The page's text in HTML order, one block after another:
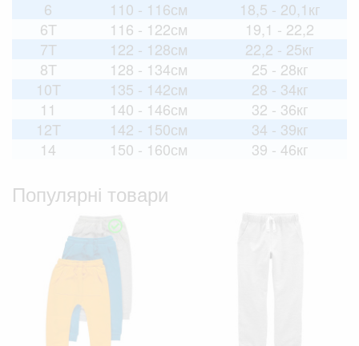
6
110 - 116см
18,5 - 20,1кг
6T
116 - 122см
19,1 - 22,2
7T
122 - 128см
22,2 - 25кг
8T
128 - 134см
25 - 28кг
10T
135 - 142см
28 - 34кг
11
140 - 146см
32 - 36кг
12T
142 - 150см
34 - 39кг
14
150 - 160см 39 - 46кг
Популярні товари